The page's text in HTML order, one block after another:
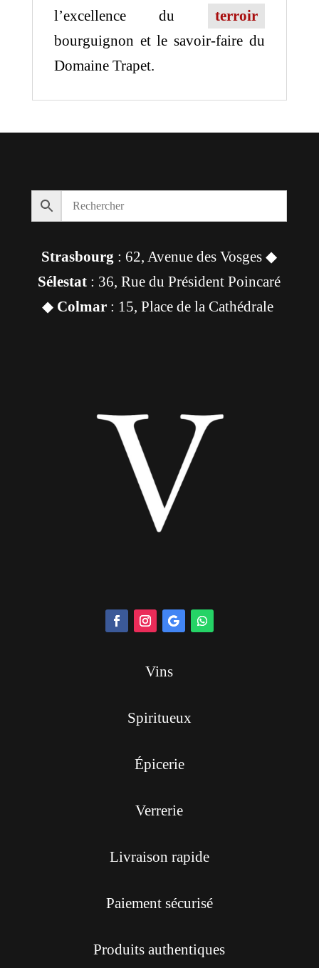
l’excellence du
terroir
bourguignon et le savoir-faire du
Domaine Trapet.
Strasbourg : 62, Avenue des Vosges ◆
Sélestat : 36, Rue du Président Poincaré
◆ Colmar: 15, Place de la Cathédrale
Vins
Spiritueux
Épicerie
Verrerie
Livraison rapide
Paiement sécurisé
Produits authentiques